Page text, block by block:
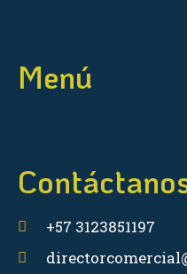
Menú
+57 3123851197